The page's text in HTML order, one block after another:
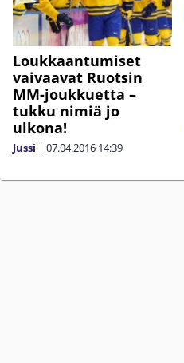
Loukkaantumiset
vaivaavat Ruotsin
MM-joukkuetta –
tukku nimiä jo
ulkona!
Jussi | 07.04.2016 14:39